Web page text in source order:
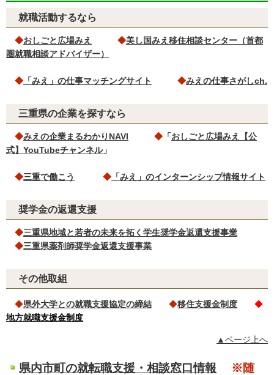
就職活動するなら
◆おしごと広場みえ ◆美し国みえ移住相談センター（首都
圏就職相談アドバイザー）
◆ 「みえ」の仕事マッチングサイト ◆みえ の仕事さがしch.
三重県の企業を探すなら
◆みえの企業まるわかりNAVI ◆ 「おしごと広場みえ【公
式】YouTubeチャンネル」
◆三重で働こう ◆ 「みえ」のインターンシップ情報サイト
奨学金の返還支援
◆三重県地域と若者の未来を拓く学生奨学金返還支援事業
◆三重県薬剤師奨学金返還支援事業
その他取組
◆県外大学との就職支援協定の締結 ◆移住支援金制度
◆
地方就職支援金制度
▲ページ上へ
県内市町の就転職支援・相談窓口情報
※随